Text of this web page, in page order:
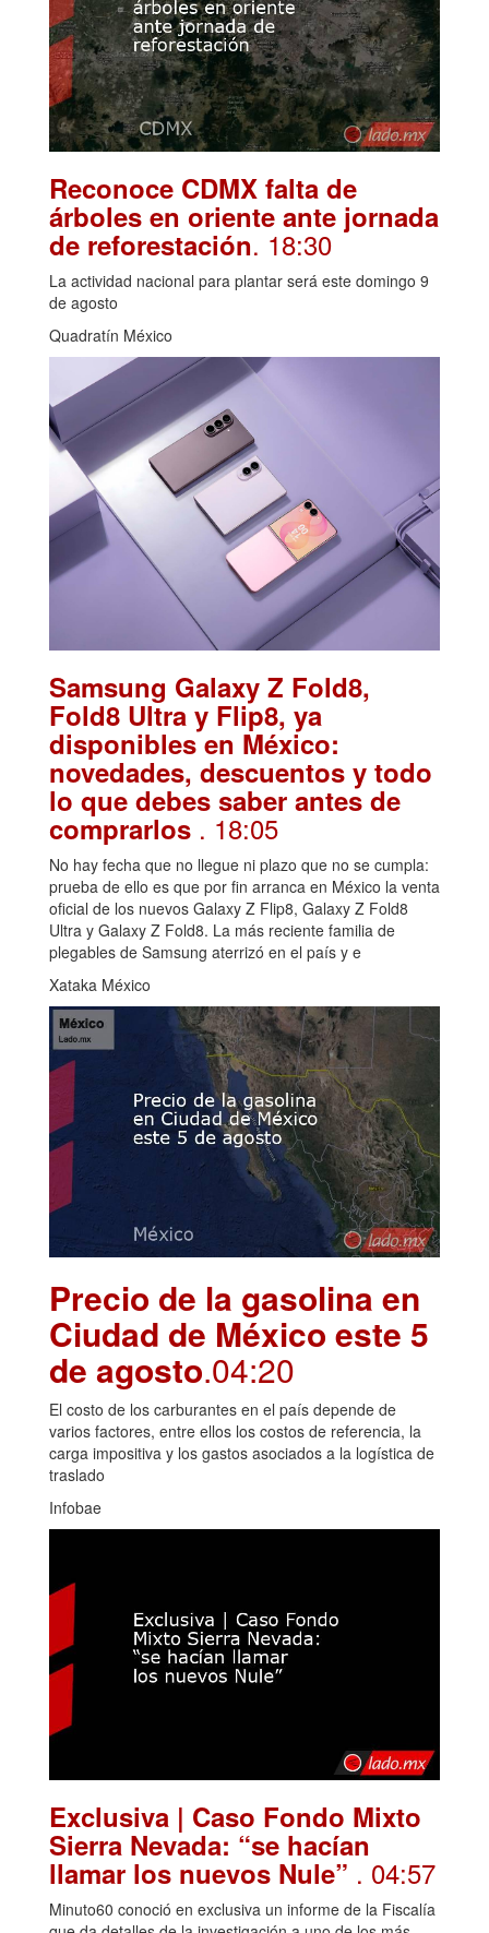
Reconoce CDMX falta de
árboles en oriente ante jornada
de reforestación. 18:30
La actividad nacional para plantar será este domingo 9
de agosto
Quadratín México
Samsung Galaxy Z Fold8,
Fold8 Ultra y Flip8, ya
disponibles en México:
novedades, descuentos y todo
lo que debes saber antes de
comprarlos . 18:05
No hay fecha que no llegue ni plazo que no se cumpla:
prueba de ello es que por fin arranca en México la venta
oficial de los nuevos Galaxy Z Flip8, Galaxy Z Fold8
Ultra y Galaxy Z Fold8. La más reciente familia de
plegables de Samsung aterrizó en el país y e
Xataka México
Precio de la gasolina en
Ciudad de México este 5
de agosto.04:20
El costo de los carburantes en el país depende de
varios factores, entre ellos los costos de referencia, la
carga impositiva y los gastos asociados a la logística de
traslado
Infobae
Exclusiva | Caso Fondo Mixto
Sierra Nevada: “se hacían
llamar los nuevos Nule” . 04:57
Minuto60 conoció en exclusiva un informe de la Fiscalía